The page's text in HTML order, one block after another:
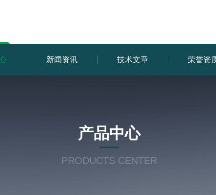
新闻资讯 技术文章 荣誉资
产品中心
PRODUCTS CENTER